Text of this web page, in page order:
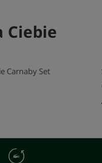
Ciebie
Carnaby Set